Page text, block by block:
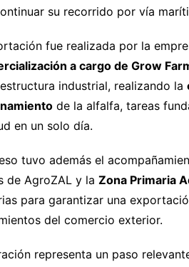
su recorrido por vía
fue realizada por la
a cargo de Grow
industrial, realizando la
de la alfalfa, tareas
en un solo día.
tuvo además el
de AgroZAL y la Zona Primaria
para garantizar una
del comercio exterior.
representa un paso